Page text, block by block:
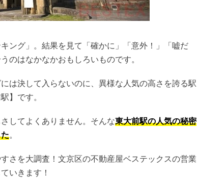
ング」。結果を見て「確かに」「意外！」「嘘だ
のはなかなかおもしろいものです。
は決して入らないのに、異様な人気の高さを誇る駅
】です。
してよくありません。そんな東大前駅の人気の秘密
。
さを大調査！文京区の不動産屋ベステックスの営業
いきます！